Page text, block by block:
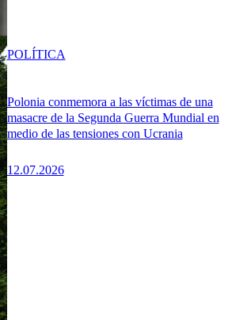
Polonia conmemora a las víctimas de una
masacre de la Segunda Guerra Mundial en
medio de las tensiones con Ucrania
12.07.2026
POLÍTICA